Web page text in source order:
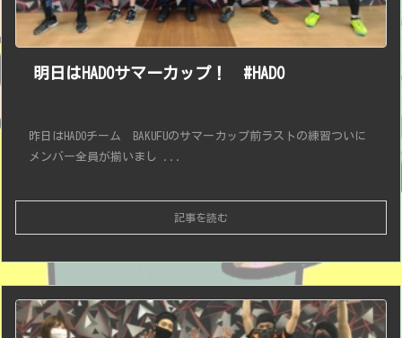
明日はHADOサマーカップ！ #HADO
昨日はHADOチーム BAKUFUのサマーカップ前ラストの練習ついに
メンバー全員が揃いまし ...
記事を読む